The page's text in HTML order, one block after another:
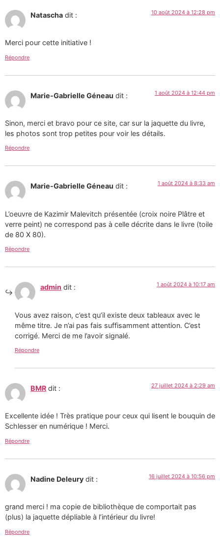
Natascha dit : 10 août 2024 à 12:28 pm
Merci pour cette initiative !
Répondre
Marie-Gabrielle Géneau dit : 1 août 2024 à 12:44 pm
Sinon, merci et bravo pour ce site, car sur la jaquette du livre,
les photos sont trop petites pour voir les détails.
Répondre
Marie-Gabrielle Géneau dit : 1 août 2024 à 8:33 am
L’oeuvre de Kazimir Malevitch présentée (croix noire Plâtre et
verre peint) ne correspond pas à celle décrite dans le livre (toile
de 80 X 80).
Répondre
admin dit : 1 août 2024 à 10:17 am
Vous avez raison, c’est qu’il existe deux tableaux avec le
même titre. Je n’ai pas fais suffisamment attention. C’est
corrigé. Merci de me l’avoir signalé.
Répondre
BMR dit : 27 juillet 2024 à 2:29 am
Excellente idée ! Très pratique pour ceux qui lisent le bouquin de
Schlesser en numérique ! Merci.
Répondre
Nadine Deleury dit : 16 juillet 2024 à 10:56 pm
grand merci ! ma copie de bibliothèque de comportait pas
(plus) la jaquette dépliable à l’intérieur du livre!
Répondre